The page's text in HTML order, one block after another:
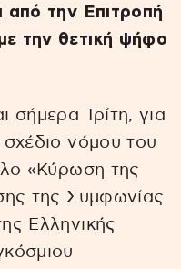
από την Επιτροπή
την θετική ψήφο
σήμερα Τρίτη, για
νόμου του
«Κύρωση της
της Συμφωνίας
Ελληνικής